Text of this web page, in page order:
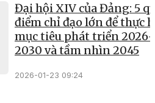
Đại hội XIV của Đảng: 5
điểm chỉ đạo lớn để thực
mục tiêu phát triển 2026-
2030 và tầm nhìn 2045
2026-01-23 09:24